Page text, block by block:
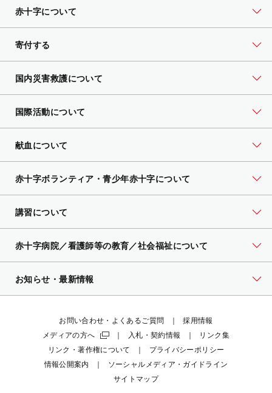
赤十字について
寄付する
国内災害救護について
国際活動について
献血について
赤十字ボランティア・青少年赤十字について
講習について
赤十字病院／看護師等の教育／社会福祉について
お知らせ・最新情報
お問い合わせ・よくあるご質問
採用情報
メディアの方へ
入札・契約情報
リンク集
リンク・著作権について
プライバシーポリシー
情報公開案内
ソーシャルメディア・ガイドライン
サイトマップ